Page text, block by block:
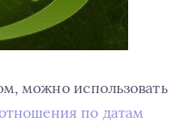
можно использовать
по датам